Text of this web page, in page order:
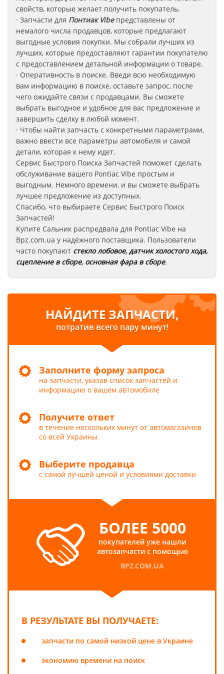
свойств, которые желает получить покупатель.
· Запчасти для Понтиак Vibeпредставлены от
немалого числа продавцов, которые предлагают
выгодные условия покупки. Мы собрали лучших из
лучших, которые предоставляют гарантии покупателю
с предоставлением детальной информации о товаре.
· Оперативность в поиске. Введи всю необходимую
вам информацию в поиске, оставьте запрос, после
чего ожидайте связи с продавцами. Вы сможете
выбрать выгодное и удобное для вас предложение и
завершить сделку в любой момент.
· Чтобы найти запчасть с конкретными параметрами,
важно ввести все параметры автомобиля и самой
детали, которая к нему идет.
Сервис Быстрого Поиска Запчастей поможет сделать
обслуживание вашего Pontiac Vibe простым и
выгодным. Немного времени, и вы сможете выбрать
лучшее предложение из доступных.
Спасибо, что выбираете Сервис Быстрого Поиск
Запчастей!
Купите Сальник распредвала для Pontiac Vibe на
Bpz.com.ua у надёжного поставщика. Пользователи
часто покупают стекло лобовое,датчик холостого хода,
сцепление в сборе, основная фара в сборе.
НАЙДИТЕ ЗАПЧАСТИ,
потратив всего пару минут!
Заполните форму запроса
на запчасти, указав список запчастей и
информацию о вашем автомобиле
Получите ответ
в течение нескольких минут от автомагазинов
со всей Украины
Выберите продавца
с самой лучшей ценой и условиями доставки
БОЛЕЕ 5000
покупателей уже нашли
автозапчасти с помощью
BPZ.COM.UA
В РЕЗУЛЬТАТЕ ВЫ ПОЛУЧАЕТЕ:
запчасти по самой низкой цене в Украине
экономию времени на поиск